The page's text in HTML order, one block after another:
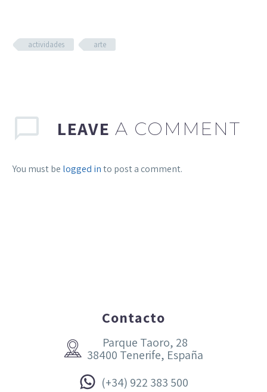
actividades arte
LEAVE A COMMENT
You must be logged into post a comment.
Contacto


Parque Taoro, 28
38400 Tenerife, España

 (+34) 922 383 500